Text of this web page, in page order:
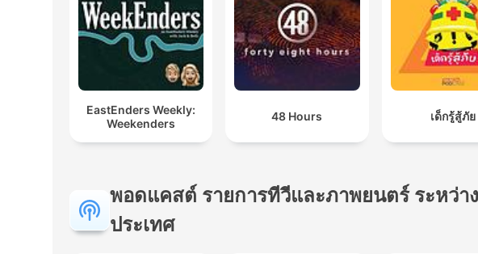
EastEnders Weekly:
Weekenders
48 Hours เด็กรู้สู้ภัย
พอดแคสต์ รายการทีวีและภาพยนตร์ ระหว่าง
ประเทศ